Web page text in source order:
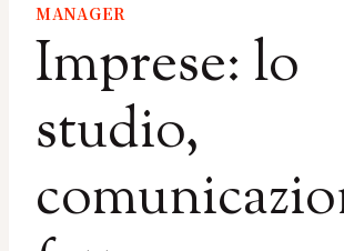
MANAGER
Imprese: lo
studio,